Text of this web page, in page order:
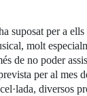
suposat per a ells
molt
de no poder
per al mes
diversos